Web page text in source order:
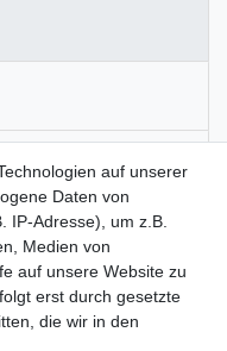
oder Valentinstag oder
in der Trauerfloristik
Der
und lässt sich
des OASIS®
auf unserer
Daten von
IP-Adresse), um z.B.
Medien von
auf unsere Website zu
erst durch gesetzte
die wir in den